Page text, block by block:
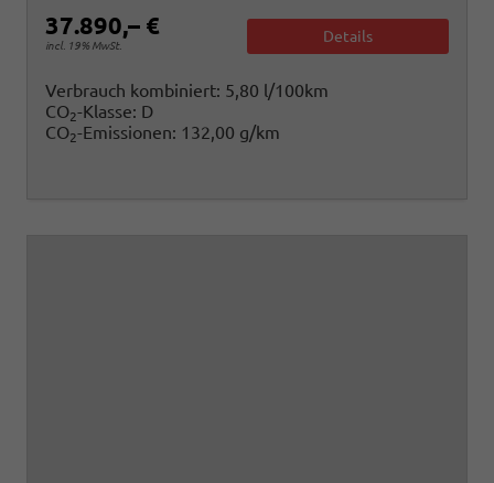
37.890,– €
incl. 19% MwSt.
Details
Verbrauch kombiniert: 5,80 l/100km
CO2-Klasse: D
CO2-Emissionen: 132,00 g/km